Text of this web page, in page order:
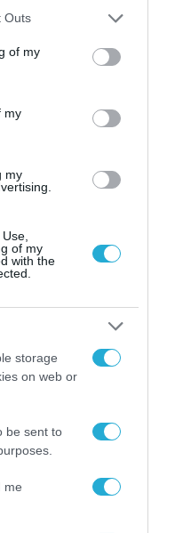
one or more Google
You may click to
its third-party tags to
in below Google
Outs
of my
my
my
of my
with the
storage
on web or
be sent to
me
της Επιτροπής
που θα
μην λέτε.
από τα
ή μειωμένη
πρόσωπα,
από
κυρώσεις και
από τους
ή τις συμβάσεις
αυτούς που θα